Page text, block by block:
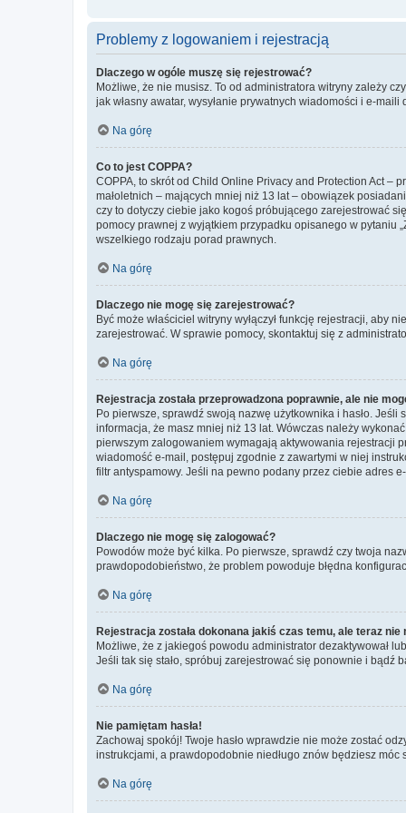
Problemy z logowaniem i rejestracją
Dlaczego w ogóle muszę się rejestrować?
Możliwe, że nie musisz. To od administratora witryny zależy
jak własny awatar, wysyłanie prywatnych wiadomości i e-
Na górę
Co to jest COPPA?
COPPA, to skrót od Child Online Privacy and Protection Act –
małoletnich – mających mniej niż 13 lat – obowiązek
czy to dotyczy ciebie jako kogoś próbującego zarejestrować
pomocy prawnej z wyjątkiem przypadku opisanego w pytaniu
wszelkiego rodzaju porad prawnych.
Na górę
Dlaczego nie mogę się zarejestrować?
Być może właściciel witryny wyłączył funkcję rejestracji, aby
zarejestrować. W sprawie pomocy, skontaktuj się z
Na górę
Rejestracja została przeprowadzona poprawnie, ale nie
Po pierwsze, sprawdź swoją nazwę użytkownika i hasło.
informacja, że masz mniej niż 13 lat. Wówczas należy
pierwszym zalogowaniem wymagają aktywowania rejestracji
wiadomość e-mail, postępuj zgodnie z zawartymi w niej
filtr antyspamowy. Jeśli na pewno podany przez ciebie adres
Na górę
Dlaczego nie mogę się zalogować?
Powodów może być kilka. Po pierwsze, sprawdź czy twoja
prawdopodobieństwo, że problem powoduje błędna
Na górę
Rejestracja została dokonana jakiś czas temu, ale teraz nie
Możliwe, że z jakiegoś powodu administrator dezaktywował
Jeśli tak się stało, spróbuj zarejestrować się ponownie i bądź
Na górę
Nie pamiętam hasła!
Zachowaj spokój! Twoje hasło wprawdzie nie może zostać
instrukcjami, a prawdopodobnie niedługo znów będziesz móc
Na górę